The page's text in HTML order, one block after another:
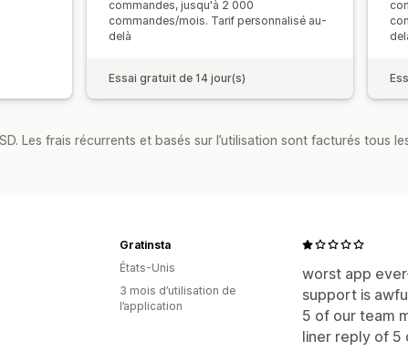
commandes, jusqu'à 2 000
commandes/mois. Tarif personnalisé au-
delà
Essai gratuit de 14 jour(s)
Les frais récurrents et basés sur l’utilisation sont facturés tous
worst app
support is
5 of our team
liner reply of 5
Gratinsta
États-Unis
3 mois d’utilisation de
l’application